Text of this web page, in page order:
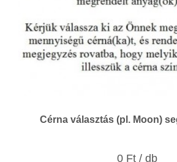
Cérna választás (pl. Moon)
0 Ft / db